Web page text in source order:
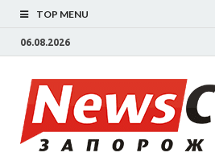
TOP MENU
06.08.2026